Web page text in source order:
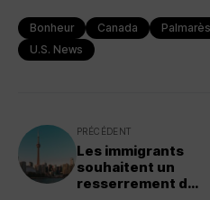
Bonheur Canada Palmarès
U.S. News
PRÉCÉDENT
Les immigrants
souhaitent un
resserrement de